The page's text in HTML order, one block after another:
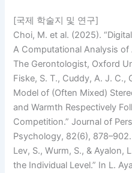
[국제 학술지 및 연구]
Choi, M. et al. (2025).
A Computational Analysis of
The Gerontologist, Oxford
Fiske, S. T., Cuddy, A. J. C.,
Model of (Often Mixed)
and Warmth Respectively
Competition.” Journal of
Psychology, 82(6), 878–902.
Lev, S., Wurm, S., & Ayalon,
the Individual Level.” In L.